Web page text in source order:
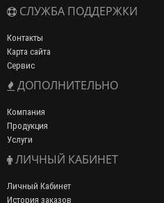
СЛУЖБА ПОДДЕРЖКИ
Контакты
Карта сайта
Сервис
ДОПОЛНИТЕЛЬНО
Компания
Продукция
Услуги
ЛИЧНЫЙ КАБИНЕТ
Личный Кабинет
История заказов